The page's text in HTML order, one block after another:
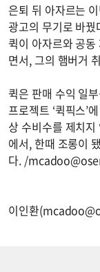
은퇴 뒤 아자르는
광고의 무기로 바꿨
퀵이 아자르와 공동
면서, 그의 햄버거
퀵은 판매 수익 일
프로젝트 ‘퀵픽스’
상 수비수를 제치
에서, 한때 조롱이
다. /
이인환(